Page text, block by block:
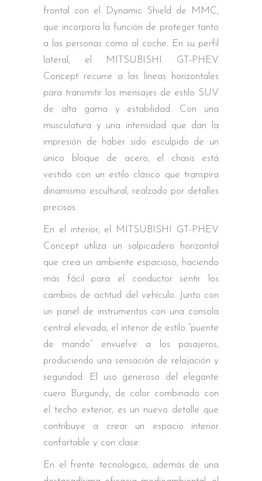
frontal con el Dynamic Shield de MMC,
que incorpora la función de proteger tanto
a las personas como al coche. En su perfil
lateral, el MITSUBISHI GT-PHEV
Concept recurre a las líneas horizontales
para transmitir los mensajes de estilo SUV
de alta gama y estabilidad. Con una
musculatura y una intensidad que dan la
impresión de haber sido esculpido de un
único bloque de acero, el chasis está
vestido con un estilo clásico que transpira
dinamismo escultural, realzado por detalles
precisos.
En el interior, el MITSUBISHI GT-PHEV
Concept utiliza un salpicadero horizontal
que crea un ambiente espacioso, haciendo
más fácil para el conductor sentir los
cambios de actitud del vehículo. Junto con
un panel de instrumentos con una consola
central elevada, el interior de estilo “puente
de mando” envuelve a los pasajeros,
produciendo una sensación de relajación y
seguridad. El uso generoso del elegante
cuero Burgundy, de color combinado con
el techo exterior, es un nuevo detalle que
contribuye a crear un espacio interior
confortable y con clase.
En el frente tecnológico, además de una